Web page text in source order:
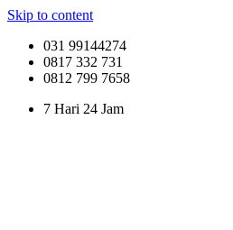
Skip to content
031 99144274
0817 332 731
0812 799 7658
7 Hari 24 Jam